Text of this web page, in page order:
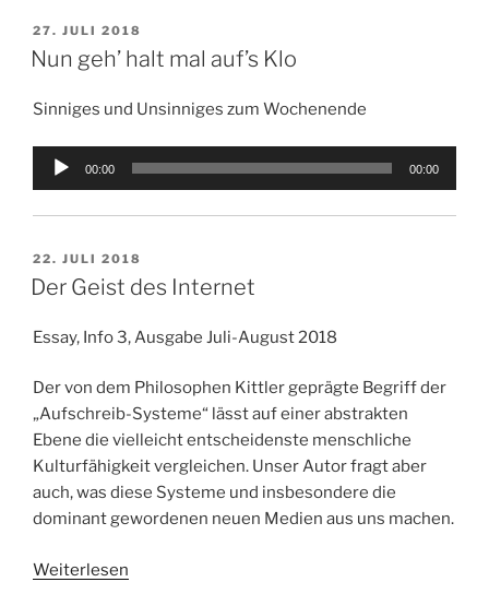
VERÖFFENTLICHT
AM
27. JULI 2018
Nun geh’ halt mal auf’s Klo
Sinniges und Unsinniges zum Wochenende
Audio-
00:00 00:00
VERÖFFENTLICHT
AM
22. JULI 2018
Der Geist des Internet
Essay, Info 3, Ausgabe Juli-August 2018
Der von dem Philosophen Kittler geprägte Begriff der
„Aufschreib-Systeme“ lässt auf einer abstrakten
Ebene die vielleicht entscheidenste menschliche
Kulturfähigkeit vergleichen. Unser Autor fragt aber
auch, was diese Systeme und insbesondere die
dominant gewordenen neuen Medien aus uns machen.
Weiterlesen